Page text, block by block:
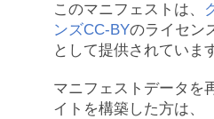
このマニフェストは、
ンズCC-BYのライセン
として提供されていま
マニフェストデータを
イトを構築した方は、